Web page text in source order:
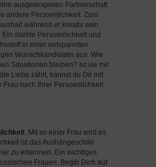
ausgewogenen Partnerschaft
andere Persoenlichkeit. Zum
während er kreativ sein
starkte Persoenlichkeit und
in einer entspannten
Wunschkandidatin aus. Wie
Situationen bleiben? Ist sie mir
Liebe zählt, kannst du Dir mit
nach Ihrer Persoenlichkeit
. Mit so einer Frau wird es
ist das Aushängeschild
zu erkennen. Ein wichtiges
Frauen. Begib Dich auf